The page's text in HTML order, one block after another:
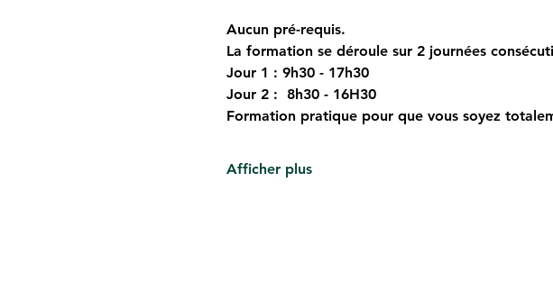
Aucun pré-requis.
La formation se déroule sur 2 journées
Jour 1 : 9h30 - 17h30
Jour 2 :  8h30 - 16H30
Formation pratique pour que vous soyez
Afficher plus